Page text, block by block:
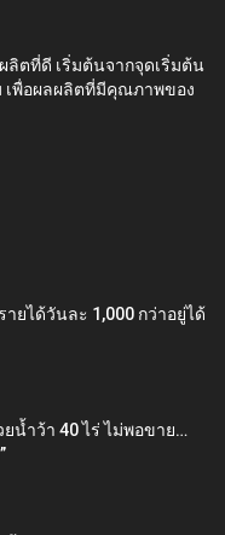
ลิตที่ดี เริ่มต้นจากจุดเริ่มต้น
เพื่อผลผลิตที่มีคุณภาพของ
ายได้วันละ 1,000 กว่าอยู่ได้
น้ำว้า 40 ไร่ ไม่พอขาย…